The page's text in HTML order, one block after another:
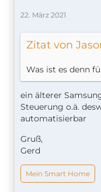
22. März 2021
Zitat von
Was ist es denn
ein älterer
Steuerung o.ä.
automatisierbar
Gruß,
Gerd
Mein Smart Home